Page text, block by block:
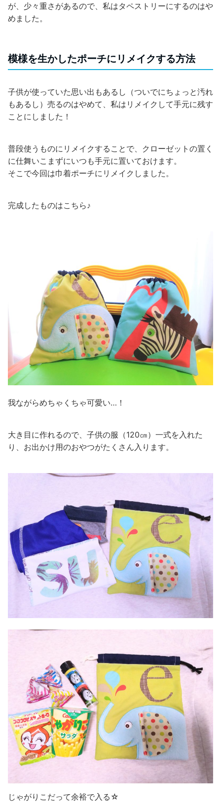
が、少々重さがあるので、私はタペストリーにするのはや
めました。
模様を生かしたポーチにリメイクする方法
子供が使っていた思い出もあるし（ついでにちょっと汚れ
もあるし）売るのはやめて、私はリメイクして手元に残す
ことにしました！
普段使うものにリメイクすることで、クローゼットの置く
に仕舞いこまずにいつも手元に置いておけます。
そこで今回は巾着ポーチにリメイクしました。
完成したものはこちら♪
我ながらめちゃくちゃ可愛い…！
大き目に作れるので、子供の服（120㎝）一式を入れた
り、お出かけ用のおやつがたくさん入ります。
じゃがりこだって余裕で入る☆